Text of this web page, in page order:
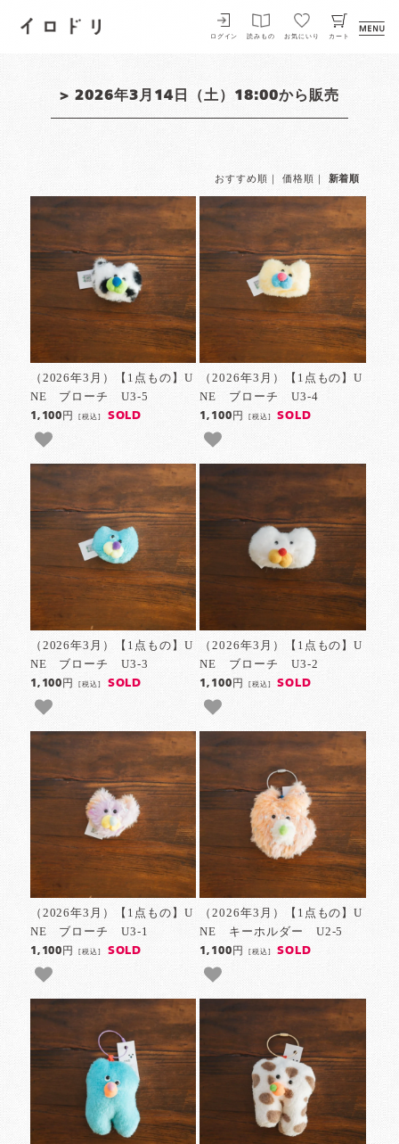
イロドリ
ログイン 読みもの お気にいり カート
> 2026年3月14日（土）18:00から販売
おすすめ順 価格順 新着順
（2026年3月）【1点もの】U
NE ブローチ U3-5
1,100円[税込] SOLD
（2026年3月）【1点もの】U
NE ブローチ U3-4
1,100円 [税込] SOLD
（2026年3月）【1点もの】U
NE ブローチ U3-3
1,100円[税込] SOLD
（2026年3月）【1点もの】U
NE ブローチ U3-2
1,100円 [税込] SOLD
（2026年3月）【1点もの】U
NE ブローチ U3-1
1,100円[税込] SOLD
（2026年3月）【1点もの】U
NE キーホルダー U2-5
1,100円 [税込] SOLD